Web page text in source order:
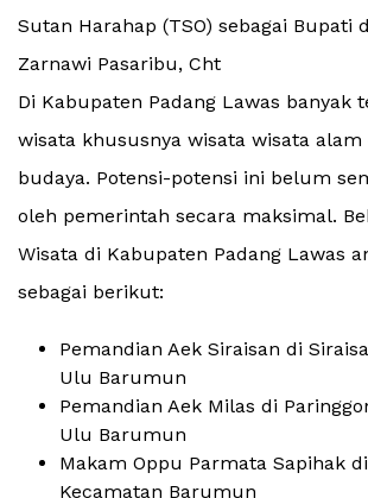
Sutan Harahap (TSO) sebagai Bupati
Zarnawi Pasaribu, Cht
Di Kabupaten Padang Lawas banyak
wisata khususnya wisata wisata alam
budaya. Potensi-potensi ini belum
oleh pemerintah secara maksimal.
Wisata di Kabupaten Padang Lawas
sebagai berikut:
Pemandian Aek Siraisan di
Ulu Barumun
Pemandian Aek Milas di
Ulu Barumun
Makam Oppu Parmata Sapihak
Kecamatan Barumun